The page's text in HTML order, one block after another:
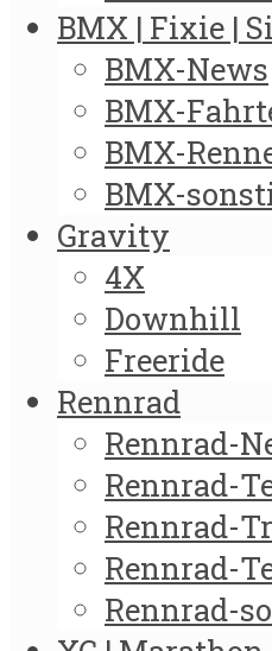
BMX | Fixie |
BMX-News
BMX-
BMX-
BMX-
Gravity
4X
Downhill
Freeride
Rennrad
Rennrad-
Rennrad-
Rennrad-
Rennrad-
Rennrad-